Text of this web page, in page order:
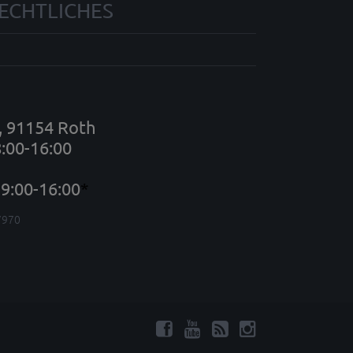
91154 Roth
16:00
16:00*